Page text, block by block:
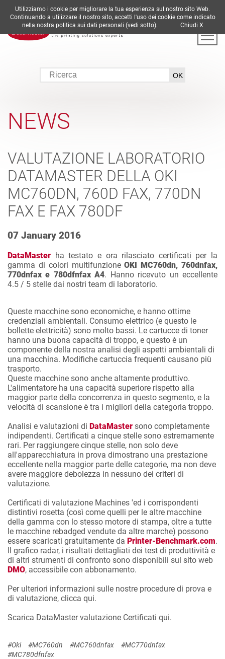
DE EN ES FR IT
NEWS
VALUTAZIONE LABORATORIO
DATAMASTER DELLA OKI
MC760DN, 760D FAX, 770DN
FAX E FAX 780DF
07 January 2016
DataMaster ha testato e ora rilasciato certificati per la
gamma di colori multifunzioneOKI MC760dn, 760dnfax,
770dnfax e 780dfnfax A4. Hanno ricevuto un eccellente
4.5 / 5 stelle dai nostri team di laboratorio.
Queste macchine sono economiche, e hanno ottime
credenziali ambientali. Consumo elettrico (e questo le
bollette elettricità) sono molto bassi. Le cartucce di toner
hanno una buona capacità di troppo, e questo è un
componente della nostra analisi degli aspetti ambientali di
una macchina. Modifiche cartuccia frequenti causano più
trasporto.
Queste macchine sono anche altamente produttivo.
L'alimentatore ha una capacità superiore rispetto alla
maggior parte della concorrenza in questo segmento, e la
velocità di scansione è tra i migliori della categoria troppo.
Analisi e valutazioni di DataMaster sono completamente
indipendenti. Certificati a cinque stelle sono estremamente
rari. Per raggiungere cinque stelle, non solo deve
all'apparecchiatura in prova dimostrano una prestazione
eccellente nella maggior parte delle categorie, ma non deve
avere maggiore debolezza in nessuno dei criteri di
valutazione.
Certificati di valutazione Machines 'ed i corrispondenti
distintivi rosetta (così come quelli per le altre macchine
della gamma con lo stesso motore di stampa, oltre a tutte
le macchine rebadged vendute da altre marche) possono
essere scaricati gratuitamente da Printer-Benchmark.com.
Il grafico radar, i risultati dettagliati dei test di produttività e
di altri strumenti di confronto sono disponibili sul sito web
DMO, accessibile con abbonamento.
Per ulteriori informazioni sulle nostre procedure di prova e
di valutazione, clicca qui.
Scarica DataMaster valutazione Certificati qui.
#Oki #MC760dn #MC760dnfax
#MC770dnfax
#MC780dfnfax
Utilizziamo i cookie per migliorare la tua esperienza sul nostro sito Web.
Continuando a utilizzare il nostro sito, accetti l'uso dei cookie come indicato
nella nostra politica sui dati personali (vedi sotto). Chiudi X